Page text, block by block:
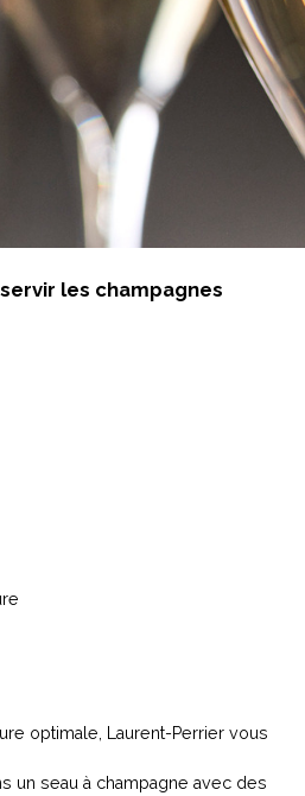
les champagnes
optimale, Laurent-Perrier vous
un seau à champagne avec des